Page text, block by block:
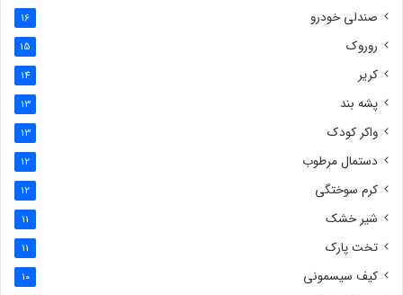
صندلی خودرو 16
روروک 15
کریر 14
پشه بند 13
واکر کودک 13
دستمال مرطوب 12
کرم سوختگی 12
شیر خشک 11
تخت پارک 11
کیف سیسمونی 10